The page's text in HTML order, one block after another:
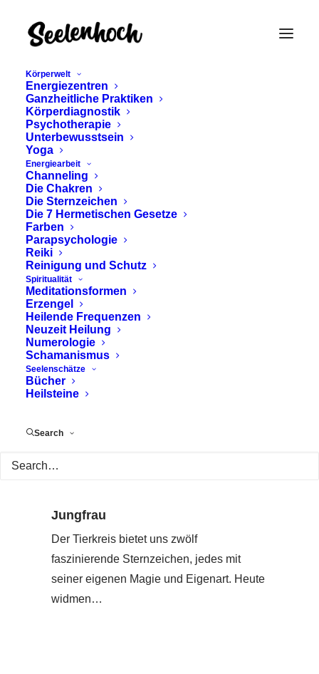
Körperwelt
Energiezentren
Ganzheitliche Praktiken
Körperdiagnostik
Psychotherapie
Unterbewusstsein
Yoga
Energiearbeit
Channeling
Die Chakren
Die Sternzeichen
Die 7 Hermetischen Gesetze
Farben
Parapsychologie
Reiki
Reinigung und Schutz
Spiritualität
Meditationsformen
Erzengel
Heilende Frequenzen
Neuzeit Heilung
Numerologie
Schamanismus
Seelenschätze
Bücher
Heilsteine
Search
Selbstverbesserung
Jungfrau
Der Tierkreis bietet uns zwölf
faszinierende Sternzeichen, jedes mit
seiner eigenen Magie und Eigenart. Heute
widmen…